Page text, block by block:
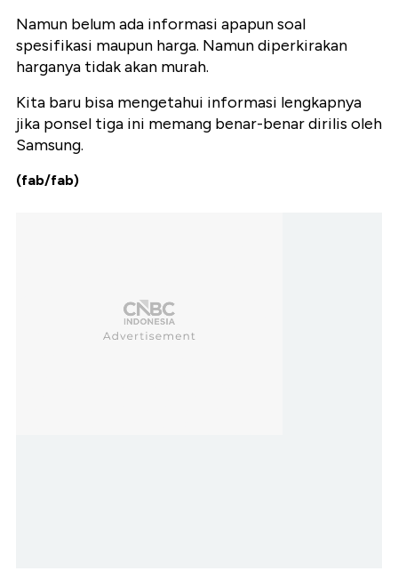
Namun belum ada informasi apapun soal
spesifikasi maupun harga. Namun diperkirakan
harganya tidak akan murah.
Kita baru bisa mengetahui informasi lengkapnya
jika ponsel tiga ini memang benar-benar dirilis oleh
Samsung.
(fab/fab)